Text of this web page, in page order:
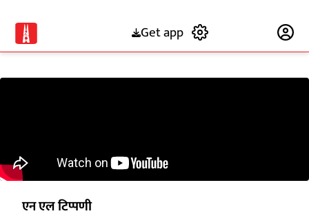
Get app
एन एल टिप्पणी